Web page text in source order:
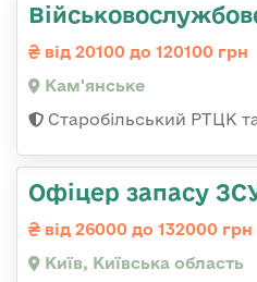
від 20100 до 120100 грн
Кам'янське
Старобільський РТЦК
Офіцер запасу
від 26000 до 132000 грн
Київ, Київська область